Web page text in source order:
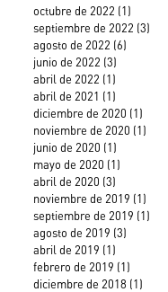
octubre de 2022 (1)
septiembre de 2022 (3)
agosto de 2022 (6)
junio de 2022 (3)
abril de 2022 (1)
abril de 2021 (1)
diciembre de 2020 (1)
noviembre de 2020 (1)
junio de 2020 (1)
mayo de 2020 (1)
abril de 2020 (3)
noviembre de 2019 (1)
septiembre de 2019 (1)
agosto de 2019 (3)
abril de 2019 (1)
febrero de 2019 (1)
diciembre de 2018 (1)